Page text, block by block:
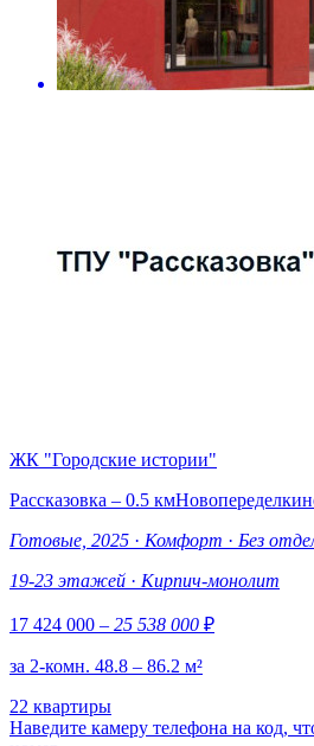
ЖК "Городские истории"
Рассказовка – 0.5 км
Готовые, 2025 · Комфорт · Без
19-23 этажей · Кирпич-монолит
17 424 000 – 25 538 000 ₽
за 2-комн. 48.8 – 86.2 м²
22 квартиры
Наведите камеру телефона на код,